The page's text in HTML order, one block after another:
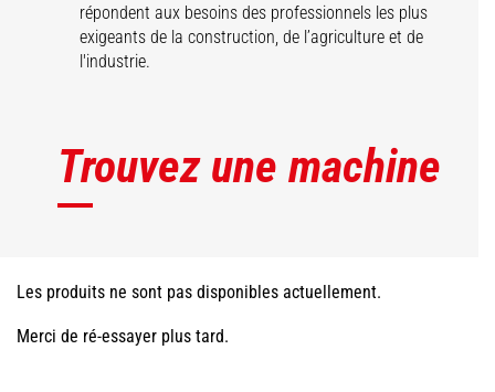
répondent aux besoins des professionnels les plus
exigeants de la construction, de l’agriculture et de
l'industrie.
Trouvez une machine
Les produits ne sont pas disponibles actuellement.
Merci de ré-essayer plus tard.